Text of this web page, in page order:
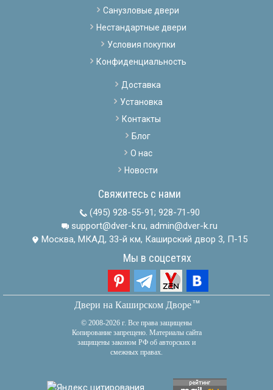
Санузловые двери
Нестандартные двери
Условия покупки
Конфиденциальность
Доставка
Установка
Контакты
Блог
О нас
Новости
Свяжитесь с нами
(495) 928-55-91; 928-71-90
support@dver-k.ru, admin@dver-k.ru
Москва, МКАД, 33-й км, Каширский двор 3, П-15
Мы в соцсетях
Двери на Каширском Дворетм
© 2008-2026 г. Все права защищены
Копирование запрещено. Материалы сайта
защищены законом РФ об авторских и
смежных правах.